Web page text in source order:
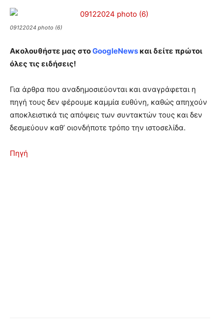
09122024 photo (6)
Ακολουθήστε μας στοGoogleNews και δείτε πρώτοι
όλες τις ειδήσεις!
Για άρθρα που αναδημοσιεύονται και αναγράφεται η
πηγή τους δεν φέρουμε καμμία ευθύνη, καθώς απηχούν
αποκλειστικά τις απόψεις των συντακτών τους και δεν
δεσμεύουν καθ’ οιονδήποτε τρόπο την ιστοσελίδα.
Πηγή